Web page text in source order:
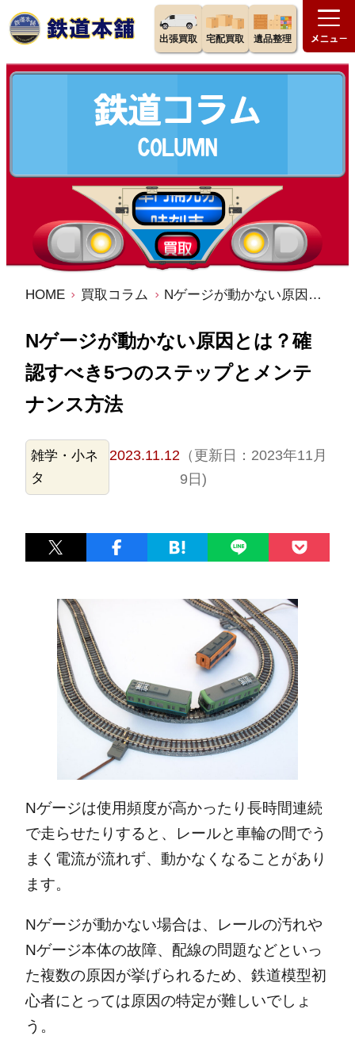
出張買取 宅配買取 遺品整理
HOME 買取コラム Nゲージが動かない原因とは？確認すべき5つのステップとメンテナンス方法
Nゲージが動かない原因とは？確
認すべき5つのステップとメンテ
ナンス方法
雑学・小ネ
タ
2023.11.12 （更新日：2023年11月
9日)
Nゲージは使用頻度が高かったり長時間連続
で走らせたりすると、レールと車輪の間でう
まく電流が流れず、動かなくなることがあり
ます。
Nゲージが動かない場合は、レールの汚れや
Nゲージ本体の故障、配線の問題などといっ
た複数の原因が挙げられるため、鉄道模型初
心者にとっては原因の特定が難しいでしょ
う。